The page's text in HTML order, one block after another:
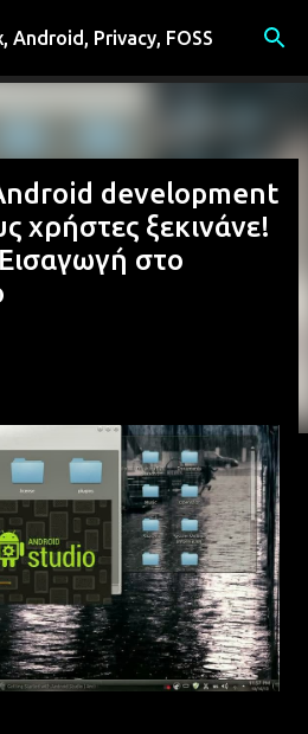
κύριο περιεχόμενο
Android, Privacy, FOSS
development
χρήστες ξεκινάνε!
στο